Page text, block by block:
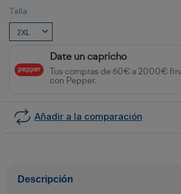
Talla
Date un capricho
Tus compras de 60€ a 2000€
con Pepper.
Añadir a la comparación
Descripción